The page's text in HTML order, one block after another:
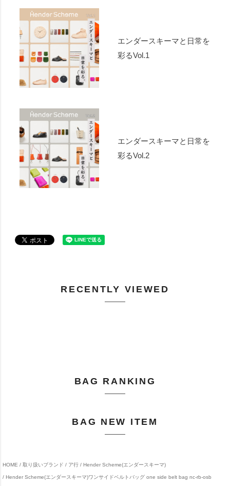
エンダースキーマと日常を
彩るVol.1
エンダースキーマと日常を
彩るVol.2
RECENTLY VIEWED
BAG RANKING
BAG NEW ITEM
HOME 取り扱いブランド ア行 Hender Scheme(エンダースキーマ)
Hender Scheme(エンダースキーマ)ワンサイドベルトバッグ one side belt bag nc-rb-osb